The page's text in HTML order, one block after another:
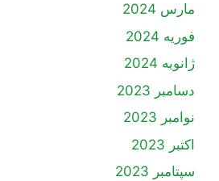
مارس 2024
فوریه 2024
ژانویه 2024
دسامبر 2023
نوامبر 2023
اکتبر 2023
سپتامبر 2023